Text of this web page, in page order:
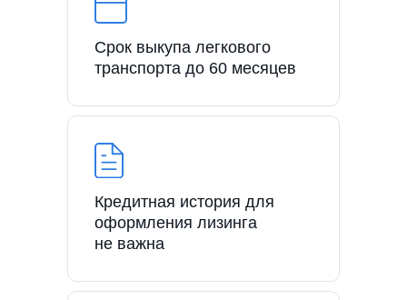
Срок выкупа легкового
транспорта до 60 месяцев
Кредитная история для
оформления лизинга
не важна